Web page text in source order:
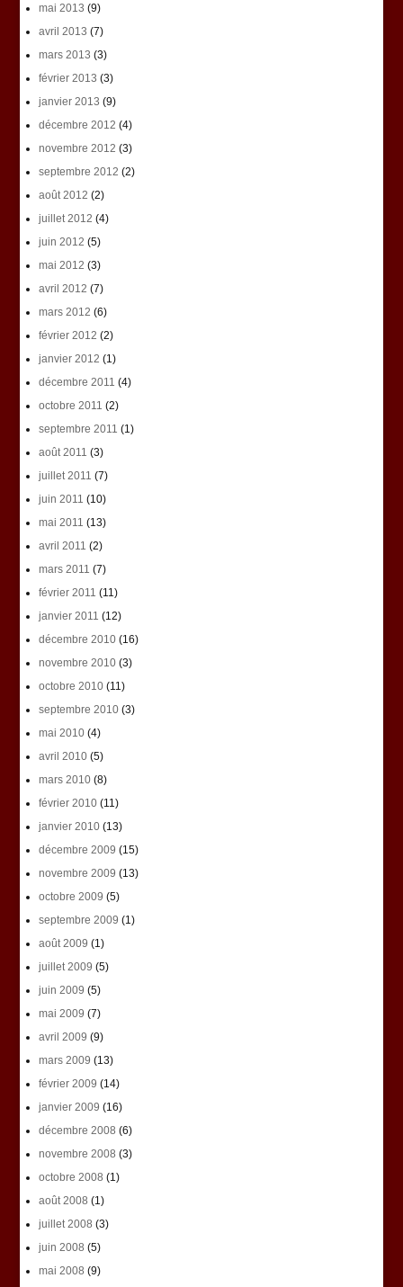
mai 2013 (9)
avril 2013 (7)
mars 2013 (3)
février 2013 (3)
janvier 2013 (9)
décembre 2012 (4)
novembre 2012 (3)
septembre 2012 (2)
août 2012 (2)
juillet 2012 (4)
juin 2012 (5)
mai 2012 (3)
avril 2012 (7)
mars 2012 (6)
février 2012 (2)
janvier 2012 (1)
décembre 2011 (4)
octobre 2011 (2)
septembre 2011 (1)
août 2011 (3)
juillet 2011 (7)
juin 2011 (10)
mai 2011 (13)
avril 2011 (2)
mars 2011 (7)
février 2011 (11)
janvier 2011 (12)
décembre 2010(16)
novembre 2010(3)
octobre 2010(11)
septembre 2010(3)
mai 2010(4)
avril 2010(5)
mars 2010(8)
février 2010(11)
janvier 2010(13)
décembre 2009 (15)
novembre 2009 (13)
octobre 2009 (5)
septembre 2009 (1)
août 2009 (1)
juillet 2009 (5)
juin 2009 (5)
mai 2009 (7)
avril 2009 (9)
mars 2009 (13)
février 2009 (14)
janvier 2009 (16)
décembre 2008 (6)
novembre 2008 (3)
octobre 2008 (1)
août 2008 (1)
juillet 2008 (3)
juin 2008 (5)
mai 2008 (9)